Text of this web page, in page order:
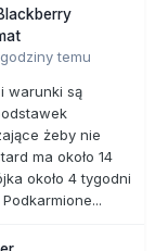
temu
warunki są
żeby nie
ma około 14
około 4 tygodni